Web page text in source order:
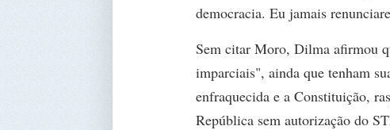
democracia. Eu jamais
Sem citar Moro, Dilma afirmou
imparciais", ainda que tenham
enfraquecida e a Constituição,
República sem autorização do